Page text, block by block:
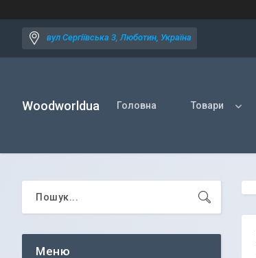
вул Сергіївська 3, Люботин, Україна
Woodworldua Головна Товари